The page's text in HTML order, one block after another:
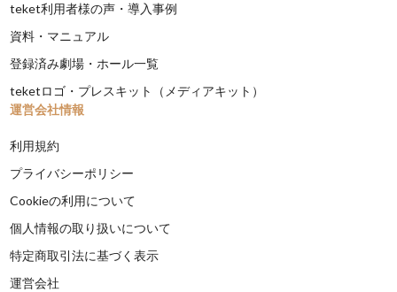
teket利用者様の声・導入事例
資料・マニュアル
登録済み劇場・ホール一覧
teketロゴ・プレスキット（メディアキット）
運営会社情報
利用規約
プライバシーポリシー
Cookieの利用について
個人情報の取り扱いについて
特定商取引法に基づく表示
運営会社